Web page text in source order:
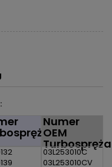
Numer
OEM
03L253010C
03L253010CV